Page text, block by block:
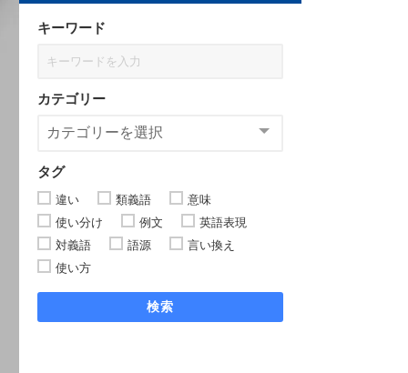
キーワード
カテゴリー
タグ
違い 類義語
意味
使い分け
例文
英語表現
対義語
語源
言い換え
使い方
検索